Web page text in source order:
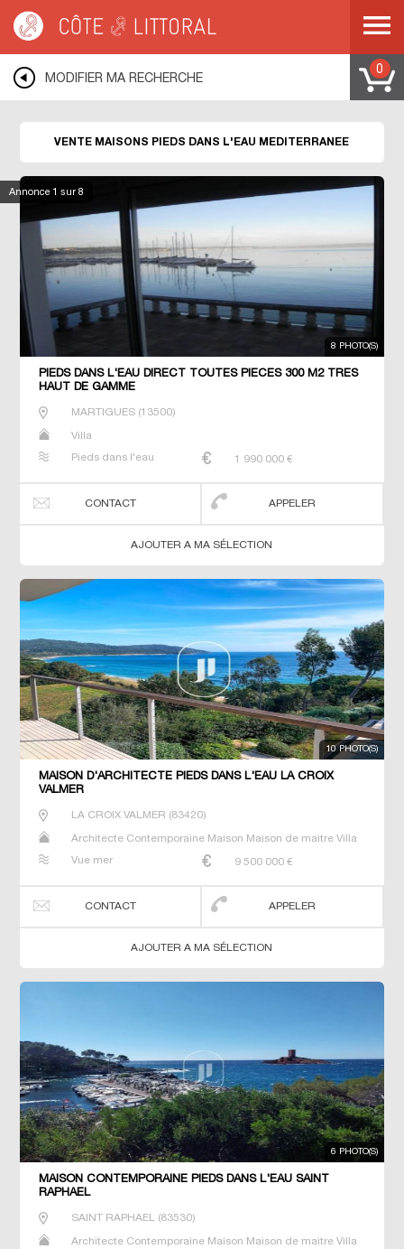
MEDITERRANEE
MODIFIER MA RECHERCHE
0
Annonce 1 sur 8
VENTE MAISONS PIEDS DANS L'EAU MEDITERRANEE
8 PHOTO(S)
PIEDS DANS L'EAU DIRECT TOUTES PIÈCES 300 M2 TRES
HAUT DE GAMME
MARTIGUES(13500)
Villa
Pieds dans l'eau 1 990 000 €
CONTACT APPELER
AJOUTER A MA SÉLECTION
10 PHOTO(S)
MAISON D'ARCHITECTE PIEDS DANS L'EAU LA CROIX
VALMER
LA CROIX VALMER (83420)
Architecte Contemporaine Maison Maison de maitre Villa
Vue mer 9 500 000 €
CONTACT APPELER
AJOUTER A MA SÉLECTION
6 PHOTO(S)
MAISON CONTEMPORAINE PIEDS DANS L'EAU SAINT
RAPHAEL
SAINT RAPHAEL(83530)
Architecte Contemporaine Maison Maison de maitre Villa